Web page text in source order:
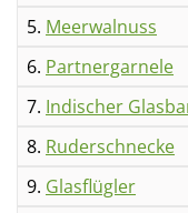
5. Meerwalnuss
6. Partnergarnele
7. Indischer
8. Ruderschnecke
9. Glasflügler